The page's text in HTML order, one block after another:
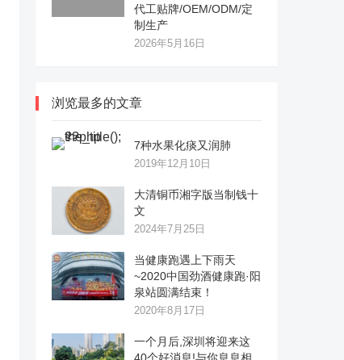
代工贴牌/OEM/ODM/定
制生产
2026年5月16日
浏览最多的文章
7种水果化痰又润肺
2019年12月10日
大清铜币湘字版当制钱十
文
2024年7月25日
当健康跑遇上下雨天
~2020中国劲酒健康跑·阳
泉站圆满结束！
2020年8月17日
一个月后,深圳将迎来这